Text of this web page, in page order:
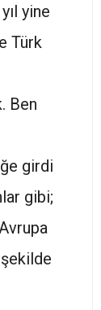
yine
Türk
Ben
girdi
gibi;